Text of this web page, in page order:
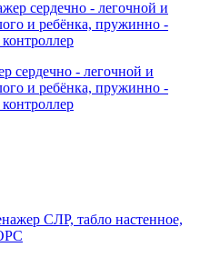
сердечно - легочной и
и ребёнка, пружинно -